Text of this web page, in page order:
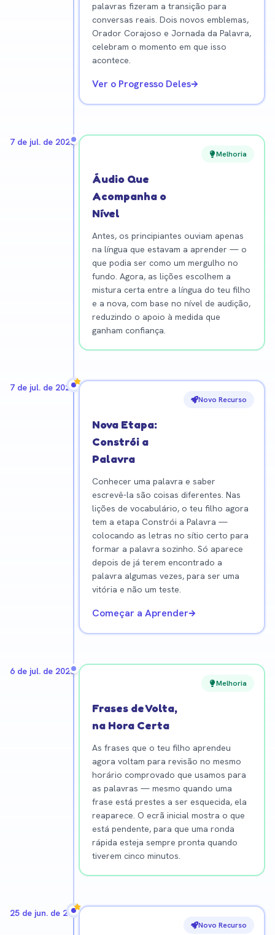
palavras fizeram a transição para
conversas reais. Dois novos emblemas,
Orador Corajoso e Jornada da Palavra,
celebram o momento em que isso
acontece.
Ver o Progresso Deles
7 de jul. de 2026
Melhoria
Áudio Que
Acompanha o
Nível
Antes, os principiantes ouviam apenas
na língua que estavam a aprender — o
que podia ser como um mergulho no
fundo. Agora, as lições escolhem a
mistura certa entre a língua do teu filho
e a nova, com base no nível de audição,
reduzindo o apoio à medida que
ganham confiança.
7 de jul. de 2026
Novo Recurso
Nova Etapa:
Constrói a
Palavra
Conhecer uma palavra e saber
escrevê-la são coisas diferentes. Nas
lições de vocabulário, o teu filho agora
tem a etapa Constrói a Palavra —
colocando as letras no sítio certo para
formar a palavra sozinho. Só aparece
depois de já terem encontrado a
palavra algumas vezes, para ser uma
vitória e não um teste.
Começar a Aprender
6 de jul. de 2026
Melhoria
Frases de Volta,
na Hora Certa
As frases que o teu filho aprendeu
agora voltam para revisão no mesmo
horário comprovado que usamos para
as palavras — mesmo quando uma
frase está prestes a ser esquecida, ela
reaparece. O ecrã inicial mostra o que
está pendente, para que uma ronda
rápida esteja sempre pronta quando
tiverem cinco minutos.
25 de jun. de 2026
Novo Recurso